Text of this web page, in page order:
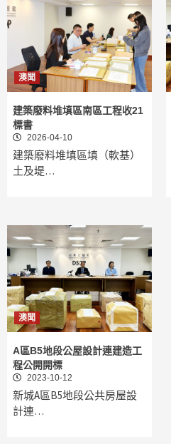
澳聞
建築廢料堆填區南區工程收21
標書
2026-04-10
建築廢料堆填區填（軟基）
土及堤…
澳聞
A區B5地段公屋設計連建造工
程公開開標
2023-10-12
新城A區B5地段公共房屋設
計連…